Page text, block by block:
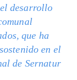
desarrollo
que ha
en el
de Sernatur